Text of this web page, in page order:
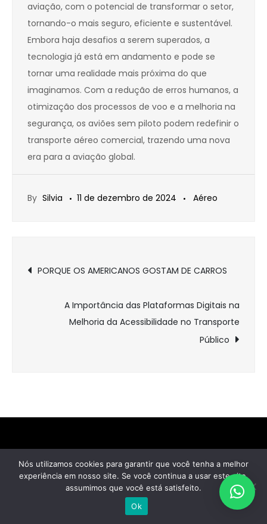
aviação, com o potencial de transformar o setor,
tornando-o mais seguro, eficiente e sustentável.
Embora haja desafios a serem superados, a
tecnologia já está em andamento e pode se
tornar uma realidade mais próxima do que
imaginamos. Com a redução de erros humanos, a
otimização dos processos de voo e a melhoria na
segurança, os aviões sem piloto podem redefinir o
transporte aéreo comercial, trazendo uma nova
era para a aviação global.
By Silvia 11 de dezembro de 2024 Aéreo
Navegação
Post
PORQUE OS AMERICANOS GOSTAM DE CARROS
A Importância das Plataformas Digitais na
Melhoria da Acessibilidade no Transporte
Público
TERMOS DE USO
Nós utilizamos cookies para garantir que você tenha a melhor
experiência em nosso site. Se você continua a usar este site,
assumimos que você está satisfeito.
Ok